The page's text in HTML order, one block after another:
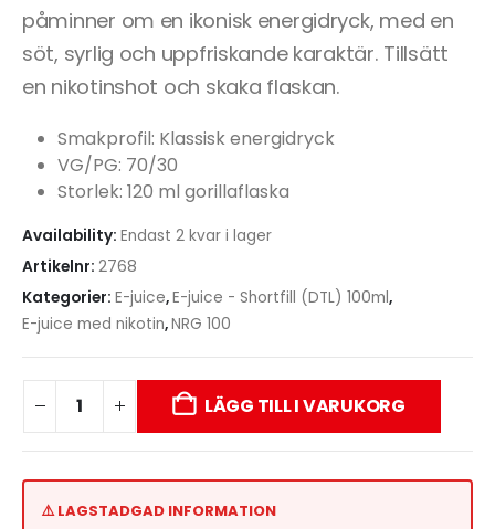
påminner om en ikonisk energidryck, med en
söt, syrlig och uppfriskande karaktär. Tillsätt
en nikotinshot och skaka flaskan.
Smakprofil: Klassisk energidryck
VG/PG: 70/30
Storlek: 120 ml gorillaflaska
Availability: Endast 2 kvar i lager
Artikelnr: 2768
Kategorier: E-juice,E-juice - Shortfill (DTL) 100ml,
E-juice med nikotin,NRG 100
LÄGG TILL I VARUKORG
⚠️ LAGSTADGAD INFORMATION